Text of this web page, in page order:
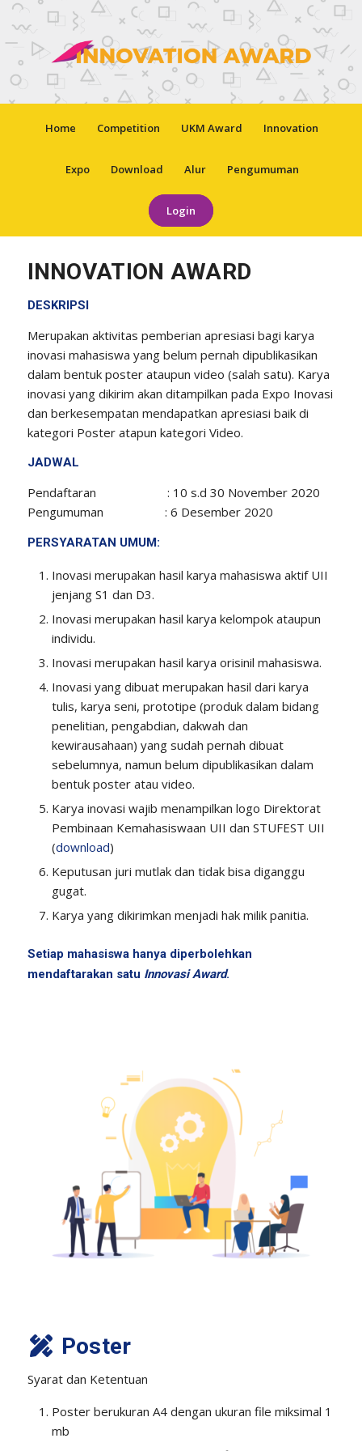
Home Competition UKM Award Innovation
Expo Download Alur Pengumuman
Login
INNOVATION AWARD
DESKRIPSI
Merupakan aktivitas pemberian apresiasi bagi karya
inovasi mahasiswa yang belum pernah dipublikasikan
dalam bentuk poster ataupun video (salah satu). Karya
inovasi yang dikirim akan ditampilkan pada Expo Inovasi
dan berkesempatan mendapatkan apresiasi baik di
kategori Poster atapun kategori Video.
JADWAL
Pendaftaran : 10 s.d 30 November 2020
Pengumuman : 6 Desember 2020
PERSYARATAN UMUM:
Inovasi merupakan hasil karya mahasiswa aktif UII
jenjang S1 dan D3.
Inovasi merupakan hasil karya kelompok ataupun
individu.
Inovasi merupakan hasil karya orisinil mahasiswa.
Inovasi yang dibuat merupakan hasil dari karya
tulis, karya seni, prototipe (produk dalam bidang
penelitian, pengabdian, dakwah dan
kewirausahaan) yang sudah pernah dibuat
sebelumnya, namun belum dipublikasikan dalam
bentuk poster atau video.
Karya inovasi wajib menampilkan logo Direktorat
Pembinaan Kemahasiswaan UII dan STUFEST UII
(download)
Keputusan juri mutlak dan tidak bisa diganggu
gugat.
Karya yang dikirimkan menjadi hak milik panitia.
Setiap mahasiswa hanya diperbolehkan
mendaftarakan satu Innovasi Award.
Poster
Syarat dan Ketentuan
Poster berukuran A4 dengan ukuran file miksimal 1
mb